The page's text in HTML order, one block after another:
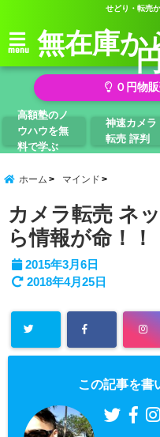
せどり・転売
menu 無在庫か
０円物販
高額塾のノ
ウハウを無
料で学ぶ
神速カメラ
転売 評判
ホーム マインド
カメラ転売 ネ
ら情報が命！！
2015年3月6日
2018年4月25日
この記事を書